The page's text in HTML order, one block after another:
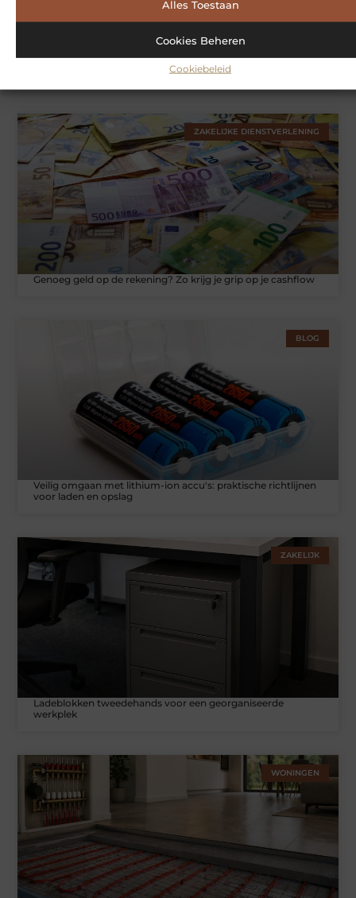
Alles Toestaan
Cookies Beheren
Cookiebeleid
Hoe je jouw woning in Amsterdam beter beschermt tegen
ZAKELIJKE DIENSTVERLENING
Genoeg geld op de rekening? Zo krijg je grip op je cashflow
BLOG
Veilig omgaan met lithium-ion accu's: praktische richtlijnen
voor laden en opslag
ZAKELIJK
Ladeblokken tweedehands voor een georganiseerde
werkplek
WONINGEN